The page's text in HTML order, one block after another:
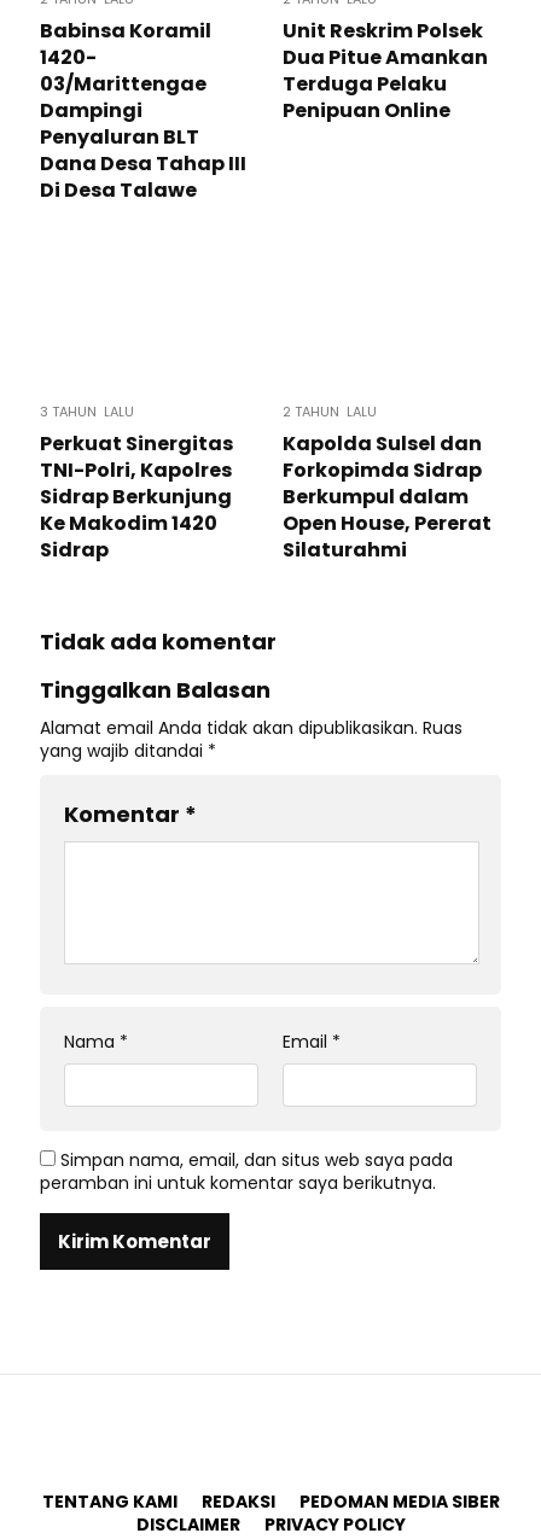
Babinsa Koramil
1420-
03/Marittengae
Dampingi
Penyaluran BLT
Dana Desa Tahap III
Di Desa Talawe
Unit Reskrim Polsek
Dua Pitue Amankan
Terduga Pelaku
Penipuan Online
3 TAHUN LALU
Perkuat Sinergitas
TNI-Polri, Kapolres
Sidrap Berkunjung
Ke Makodim 1420
Sidrap
2 TAHUN LALU
Kapolda Sulsel dan
Forkopimda Sidrap
Berkumpul dalam
Open House, Pererat
Silaturahmi
Tidak ada komentar
Tinggalkan Balasan
Alamat email Anda tidak akan dipublikasikan. Ruas
yang wajib ditandai *
Komentar *
Nama * Email *
Simpan nama, email, dan situs web saya pada
peramban ini untuk komentar saya berikutnya.
TENTANG KAMI REDAKSI
PEDOMAN MEDIA SIBER
DISCLAIMER
PRIVACY POLICY